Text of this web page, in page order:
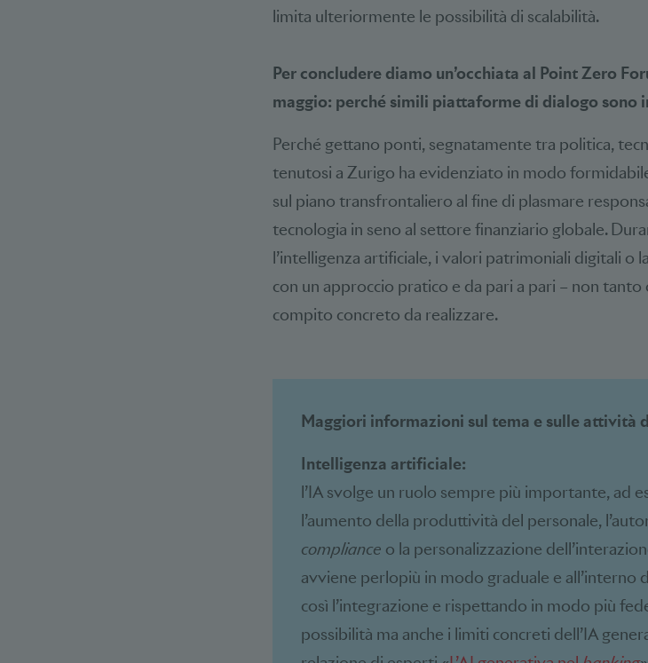
limita ulteriormente le possibilità di scalabilità.
Per concludere diamo un’occhiata al Point Zero
maggio: perché simili piattaforme di dialogo sono
Perché gettano ponti, segnatamente tra politica,
tenutosi a Zurigo ha evidenziato in modo
sul piano transfrontaliero al fine di plasmare
tecnologia in seno al settore finanziario globale.
l’intelligenza artificiale, i valori patrimoniali digitali o
con un approccio pratico e da pari a pari – non
compito concreto da realizzare.
Maggiori informazioni sul tema e sulle attività
Intelligenza artificiale:
l’IA svolge un ruolo sempre più importante, ad
l’aumento della produttività del personale,
compliance o la personalizzazione
avviene perlopiù in modo graduale e all’interno
così l’integrazione e rispettando in modo più
possibilità ma anche i limiti concreti dell’IA